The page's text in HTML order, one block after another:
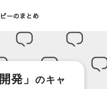
ーのまとめ
発」のキャ